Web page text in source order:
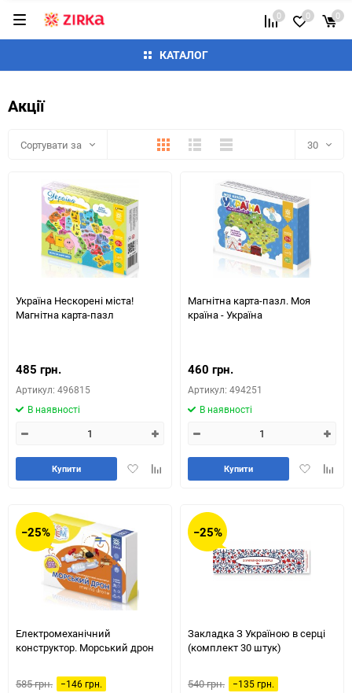
КАТАЛОГ
0 0 0
Акції
Сортувати за ПлиткаДетальноСписок 30
60
150
Україна Нескорені міста!
Магнітна карта-пазл
485 грн.
Артикул: 496815
В наявності
ДодатиДодайте
порівняння
Купити
Магнітна карта-пазл. Моя
країна - Україна
460 грн.
Артикул: 494251
В наявності
Додати
Купити
−25%
Електромеханічний
конструктор. Морський дрон
585 грн. −146 грн.
−25%
Закладка З Україною в серці
(комплект 30 штук)
540 грн. −135 грн.